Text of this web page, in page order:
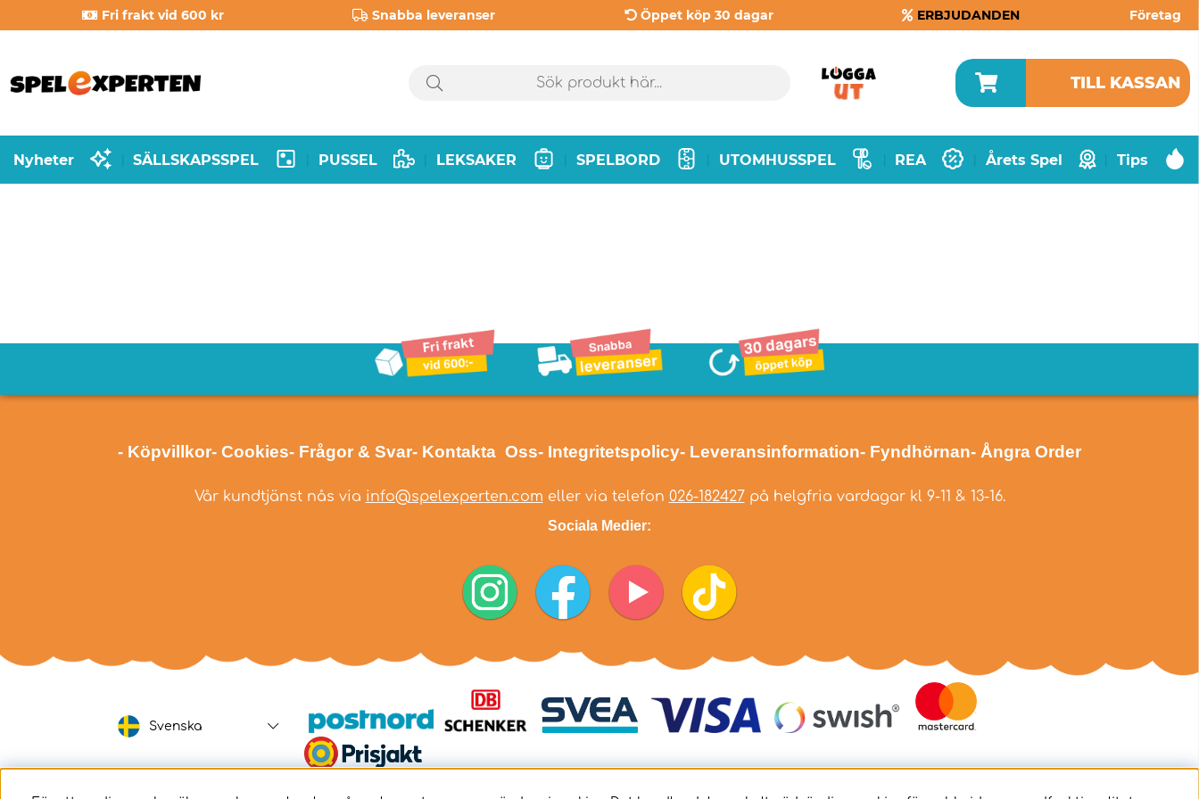
Fri frakt vid 600 kr Snabba leveranser Öppet köp 30 dagar ERBJUDANDEN Företag
TILL KASSAN
Nyheter SÄLLSKAPSSPEL PUSSEL LEKSAKER SPELBORD UTOMHUSSPEL REA Årets Spel Tips
- Köpvillkor- Cookies- Frågor & Svar- Kontakta Oss- Integritetspolicy- Leveransinformation- Fyndhörnan- Ångra Order
Vår kundtjänst nås via info@spelexperten.com eller via telefon 026-182427på helgfria vardagar kl 9-11 & 13-16.
Sociala Medier:
Svenska